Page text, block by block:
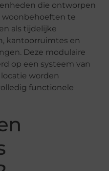
die ontworpen
woonbehoeften te
als tijdelijke
kantoorruimtes en
Deze modulaire
op een systeem van
worden
functionele